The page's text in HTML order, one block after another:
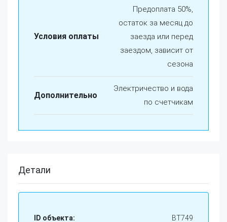
Условия оплаты
Предоплата 50%,
остаток за месяц до
заезда или перед
заездом, зависит от
сезона
Дополнительно
Электричество и вода
по счетчикам
Детали
ID объекта: BT749